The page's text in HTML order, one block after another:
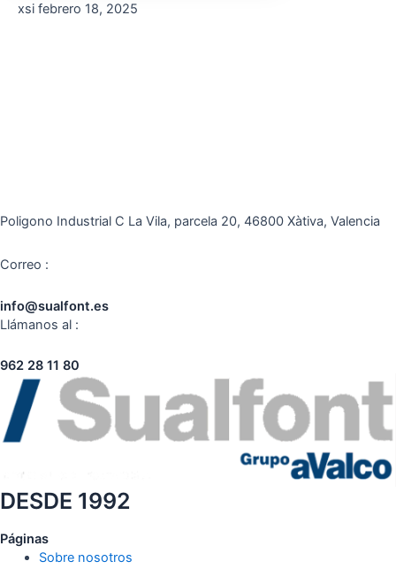
xsi febrero 18, 2025
Poligono Industrial C La Vila, parcela 20, 46800 Xàtiva, Valencia
Correo :
info@sualfont.es
Llámanos al :
962 28 11 80
DESDE 1992
Páginas
Sobre nosotros